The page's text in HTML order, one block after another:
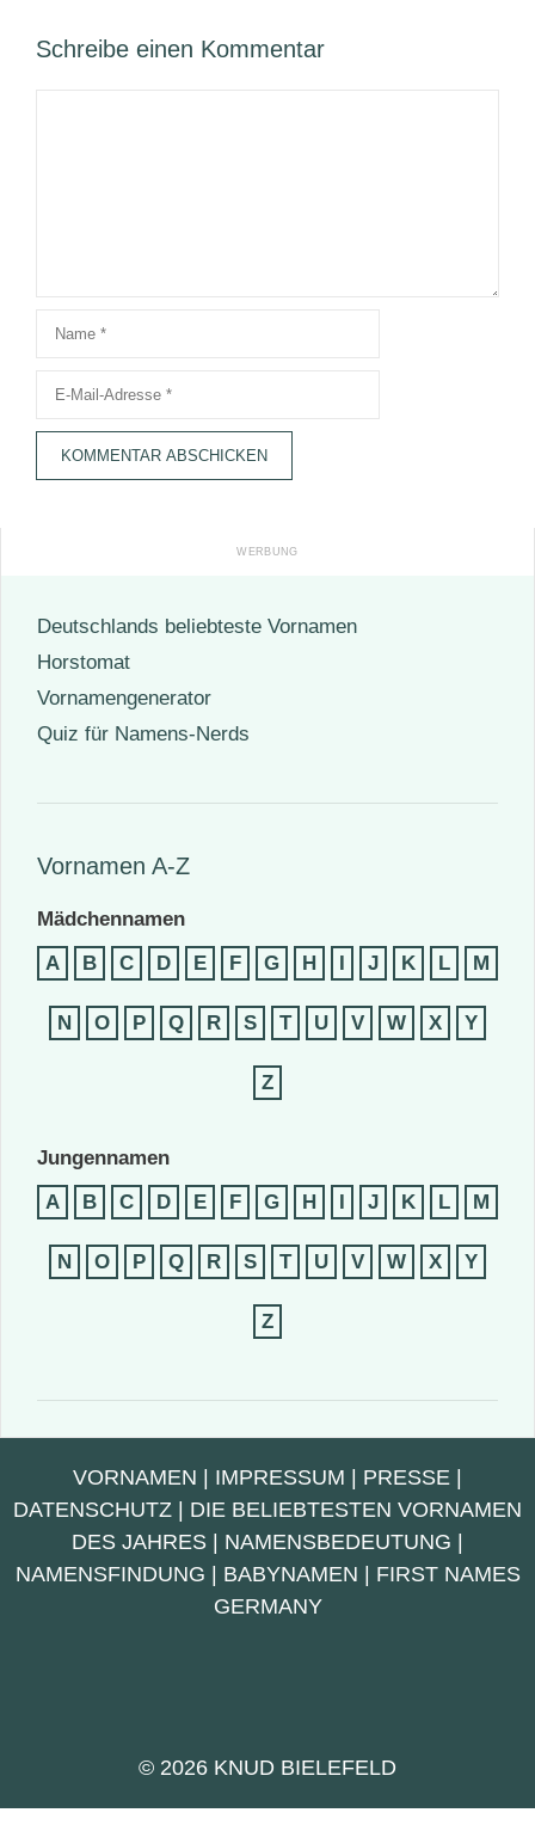
Schreibe einen Kommentar
Name
Adresse
Deutschlands beliebteste Vornamen
Horstomat
Vornamengenerator
Quiz für Namens-Nerds
Vornamen A-Z
Mädchennamen
A
B C D E F G H J K L M
N O P Q R S T U V W X Y
Z
Jungennamen
A
B C D E F G H J K L M
N O P Q R S T U V W X Y
Z
VORNAMEN IMPRESSUM PRESSE
DATENSCHUTZ
DIE BELIEBTESTEN VORNAMEN
DES JAHRES
NAMENSBEDEUTUNG
NAMENSFINDUNG
BABYNAMEN
FIRST NAMES
GERMANY
© 2026 KNUD BIELEFELD